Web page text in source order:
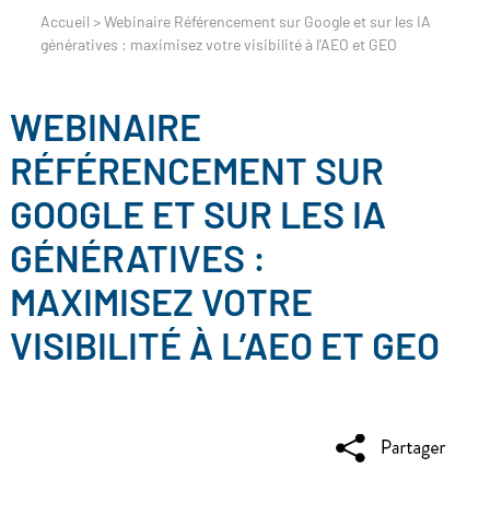
Accueil > Webinaire Référencement sur Google et sur les IA
génératives : maximisez votre visibilité à l’AEO et GEO
WEBINAIRE
RÉFÉRENCEMENT SUR
GOOGLE ET SUR LES IA
GÉNÉRATIVES :
MAXIMISEZ VOTRE
VISIBILITÉ À L’AEO ET GEO